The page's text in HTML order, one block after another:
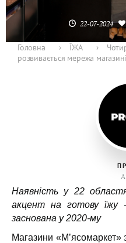
22-07-2024
Головна › ЇЖА ›
розвивається мережа
Наявність у 22
акцент на готову їжу
заснована у 2020-му
Магазини «М’ясомаркет»